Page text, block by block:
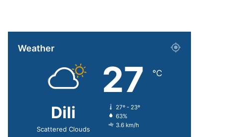
Weather
Dili
Scattered Clouds
27 ℃
27º - 23º
63%
3.6 km/h